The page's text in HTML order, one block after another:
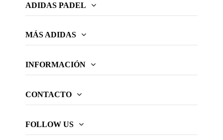
ADIDAS PADEL
MÁS ADIDAS
INFORMACIÓN
CONTACTO
FOLLOW US